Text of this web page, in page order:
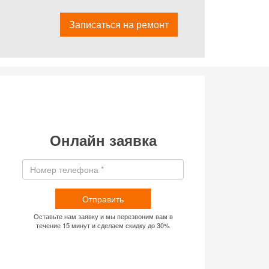
Записаться на ремонт
Онлайн заявка
Отправить
Оставьте нам заявку и мы перезвоним вам в
течение 15 минут и сделаем скидку до 30%